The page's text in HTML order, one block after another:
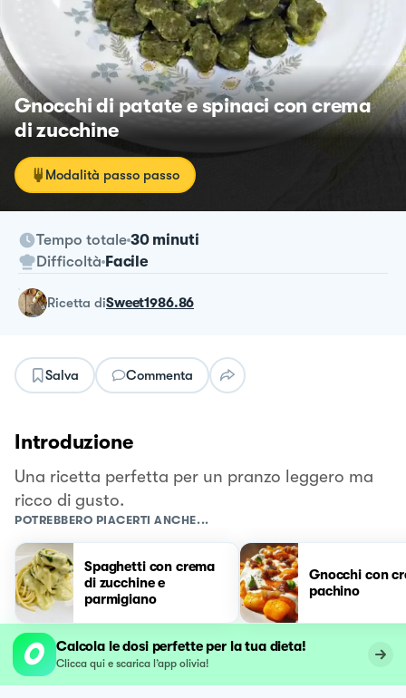
Gnocchi di patate e spinaci con crema
di zucchine
Modalità passo passo
Tempo totale 30 minuti
Difficoltà Facile
ricetta diSweet1986.86
Salva Commenta
Introduzione
Una ricetta perfetta per un pranzo leggero ma
ricco di gusto.
POTREBBERO PIACERTI ANCHE...
Spaghetti con crema
di zucchine e
parmigiano
Gnocchi con
pachino
Calcola le dosi perfette per la tua dieta!
Clicca qui e scarica l’app olivia!